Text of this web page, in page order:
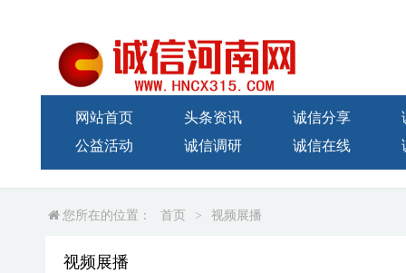
网站首页 头条资讯 诚信分享
公益活动
诚信调研 诚信在线
您所在的位置： 首页 > 视频展播
视频展播